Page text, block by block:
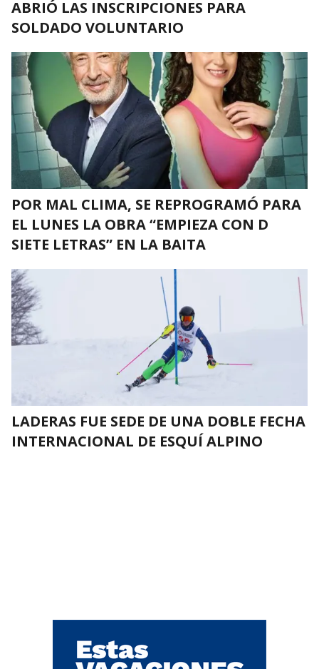
ABRIÓ LAS INSCRIPCIONES PARA
SOLDADO VOLUNTARIO
POR MAL CLIMA, SE REPROGRAMÓ PARA
EL LUNES LA OBRA “EMPIEZA CON D
SIETE LETRAS” EN LA BAITA
LADERAS FUE SEDE DE UNA DOBLE FECHA
INTERNACIONAL DE ESQUÍ ALPINO